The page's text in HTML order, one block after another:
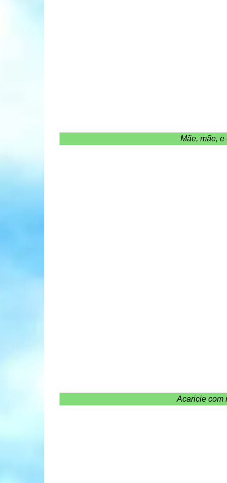
Mãe, mãe,
Acaricie com